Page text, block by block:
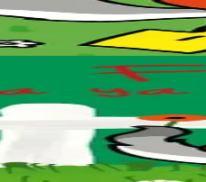
parents et découvre la campagne.